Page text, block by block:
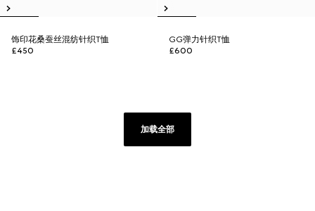
饰印花桑蚕丝混纺针织T恤
£450
GG弹力针织T恤
£600
加载全部